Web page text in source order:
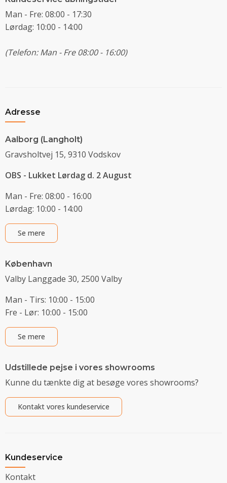
Man - Fre: 08:00 - 17:30
Lørdag: 10:00 - 14:00
(Telefon: Man - Fre 08:00 - 16:00)
Adresse
Aalborg (Langholt)
Gravsholtvej 15, 9310 Vodskov
OBS - Lukket Lørdag d. 2 August
Man - Fre: 08:00 - 16:00
Lørdag: 10:00 - 14:00
Se mere
København
Valby Langgade 30, 2500 Valby
Man - Tirs: 10:00 - 15:00
Fre - Lør: 10:00 - 15:00
Se mere
Udstillede pejse i vores showrooms
Kunne du tænkte dig at besøge vores showrooms?
Kontakt vores kundeservice
Kundeservice
Kontakt